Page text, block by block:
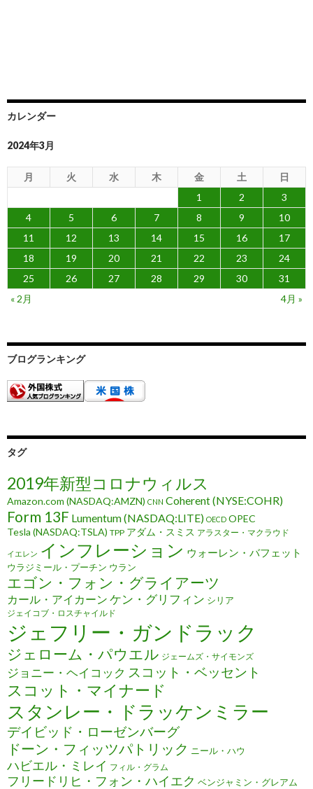
カレンダー
2024年3月
月 火 水 木 金 土
日
1
2
3
4
5 6 7 8 9
10
11
12 13 14 15 16
17
18
19 20 21 22 23
24
25
26 27 28 29 30
31
« 2月
4月 »
ブログランキング
タグ
2019年新型コロナウィルス
Amazon.com (NASDAQ:AMZN) CNN Coherent (NYSE:COHR)
Form 13F Lumentum (NASDAQ:LITE) OECD OPEC
Tesla (NASDAQ:TSLA) TPP アダム・スミス アラスター・マクラウド
イエレン インフレーション ウォーレン・バフェット
ウラジミール・プーチン ウラン
エゴン・フォン・グライアーツ
カール・アイカーン ケン・グリフィン シリア
ジェイコブ・ロスチャイルド
ジェフリー・ガンドラック
ジェローム・パウエル ジェームズ・サイモンズ
ジョニー・ヘイコック スコット・ベッセント
スコット・マイナード
スタンレー・ドラッケンミラー
デイビッド・ローゼンバーグ
ドーン・フィッツパトリック ニール・ハウ
ハビエル・ミレイ フィル・グラム
フリードリヒ・フォン・ハイエク ベンジャミン・グレアム